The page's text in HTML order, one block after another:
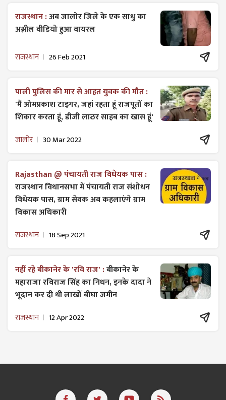
राजस्थान :अब जालोर जिले के एक साधु का
अश्लील वीडियो हुआ वायरल
राजस्थान 26 Feb 2021
पाली पुलिस की मार से आहत युवक की मौत :
'मैं ओमप्रकाश टाइगर, जहां रहता हूं राजपूतों का
शिकार करता हूं, डीजी लाठर साहब का खास हूं'
जालोर 30 Mar 2022
Rajasthan @ पंचायती राज विधेयक पास :
राजस्थान विधानसभा में पंचायती राज ​संशोधन
विधेयक पास, ग्राम सेवक अब कहलाएंगे ग्राम
विकास अधिकारी
राजस्थान 18 Sep 2021
नहीं रहे बीकानेर के 'रवि राज' :बीकानेर के
महाराजा रविराज सिंह का निधन, इनके दादा ने
भूदान कर दी थी लाखों बीघा जमीन
राजस्थान 12 Apr 2022